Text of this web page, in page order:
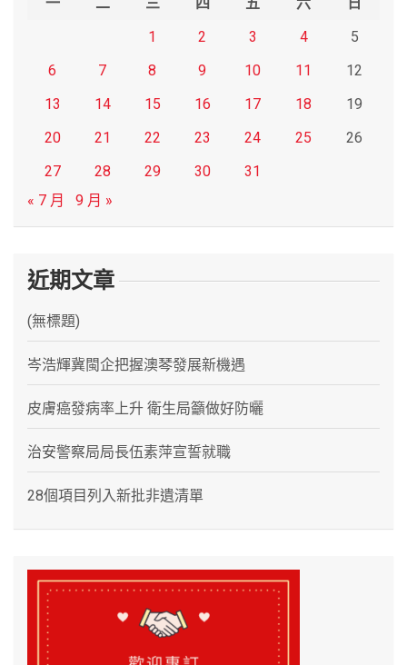
1
2 3 4
5
6
7 8 9 10 11
12
13
14 15 16 17 18
19
20
21 22 23 24 25
26
27
28 29 30
31
« 7 月
9 月 »
近期文章
(無標題)
岑浩輝冀閩企把握澳琴發展新機遇
皮膚癌發病率上升 衛生局籲做好防曬
治安警察局局長伍素萍宣誓就職
28個項目列入新批非遺清單